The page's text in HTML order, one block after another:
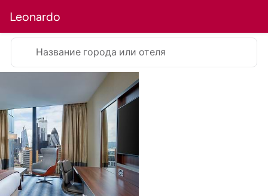
Leonardo
Название города или отеля